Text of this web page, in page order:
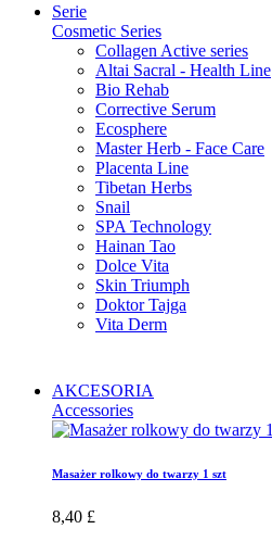
Serie
Cosmetic Series
Collagen Active series
Altai Sacral - Health Line
Bio Rehab
Corrective Serum
Ecosphere
Master Herb - Face Care
Placenta Line
Tibetan Herbs
Snail
SPA Technology
Hainan Tao
Dolce Vita
Skin Triumph
Doktor Tajga
Vita Derm
AKCESORIA
Accessories
Masażer rolkowy do twarzy 1 szt
8,40 £